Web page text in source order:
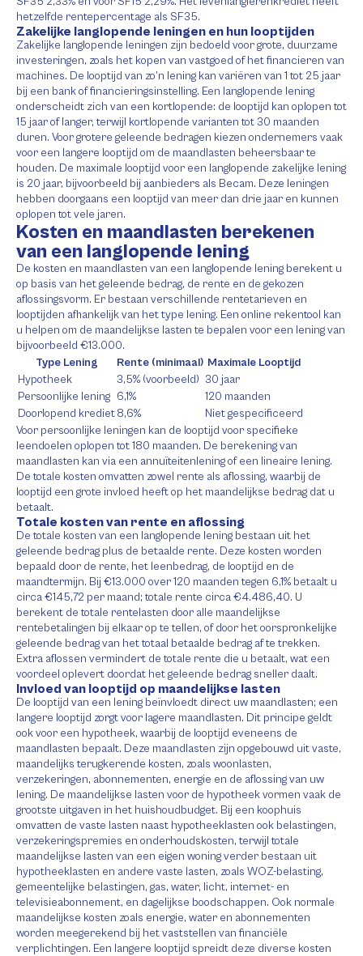
hetzelfde rentepercentage als SF35.
Zakelijke langlopende leningen en hun looptijden
Zakelijke langlopende leningen zijn bedoeld voor grote, duurzame
investeringen, zoals het kopen van vastgoed of het financieren van
machines. De looptijd van zo’n lening kan variëren van 1 tot 25 jaar
bij een bank of financieringsinstelling. Een langlopende lening
onderscheidt zich van een kortlopende: de looptijd kan oplopen tot
15 jaar of langer, terwijl kortlopende varianten tot 30 maanden
duren. Voor grotere geleende bedragen kiezen ondernemers vaak
voor een langere looptijd om de maandlasten beheersbaar te
houden. De maximale looptijd voor een langlopende zakelijke lening
is 20 jaar, bijvoorbeeld bij aanbieders als Becam. Deze leningen
hebben doorgaans een looptijd van meer dan drie jaar en kunnen
oplopen tot vele jaren.
Kosten en maandlasten berekenen
van een langlopende lening
De kosten en maandlasten van een langlopende lening berekent u
op basis van het geleende bedrag, de rente en de gekozen
aflossingsvorm. Er bestaan verschillende rentetarieven en
looptijden afhankelijk van het type lening. Een online rekentool kan
u helpen om de maandelijkse lasten te bepalen voor een lening van
bijvoorbeeld €13.000.
Type Lening
Rente (minimaal) Maximale Looptijd
Hypotheek
3,5% (voorbeeld) 30 jaar
Persoonlijke lening 6,1%
120 maanden
Doorlopend krediet8,6%
Niet gespecificeerd
Voor persoonlijke leningen kan de looptijd voor specifieke
leendoelen oplopen tot 180 maanden. De berekening van
maandlasten kan via een annuïteitenlening of een lineaire lening.
De totale kosten omvatten zowel rente als aflossing, waarbij de
looptijd een grote invloed heeft op het maandelijkse bedrag dat u
betaalt.
Totale kosten van rente en aflossing
De totale kosten van een langlopende lening bestaan uit het
geleende bedrag plus de betaalde rente. Deze kosten worden
bepaald door de rente, het leenbedrag, de looptijd en de
maandtermijn. Bij €13.000 over 120 maanden tegen 6,1% betaalt u
circa €145,72 per maand; totale rente circa €4.486,40. U
berekent de totale rentelasten door alle maandelijkse
rentebetalingen bij elkaar op te tellen, of door het oorspronkelijke
geleende bedrag van het totaal betaalde bedrag af te trekken.
Extra aflossen vermindert de totale rente die u betaalt, wat een
voordeel oplevert doordat het geleende bedrag sneller daalt.
Invloed van looptijd op maandelijkse lasten
De looptijd van een lening beïnvloedt direct uw maandlasten; een
langere looptijd zorgt voor lagere maandlasten. Dit principe geldt
ook voor een hypotheek, waarbij de looptijd eveneens de
maandlasten bepaalt. Deze maandlasten zijn opgebouwd uit vaste,
maandelijks terugkerende kosten, zoals woonlasten,
verzekeringen, abonnementen, energie en de aflossing van uw
lening. De maandelijkse lasten voor de hypotheek vormen vaak de
grootste uitgaven in het huishoudbudget. Bij een koophuis
omvatten de vaste lasten naast hypotheeklasten ook belastingen,
verzekeringspremies en onderhoudskosten, terwijl totale
maandelijkse lasten van een eigen woning verder bestaan uit
hypotheeklasten en andere vaste lasten, zoals WOZ-belasting,
gemeentelijke belastingen, gas, water, licht, internet- en
televisieabonnement, en dagelijkse boodschappen. Ook normale
maandelijkse kosten zoals energie, water en abonnementen
worden meegerekend bij het vaststellen van financiële
verplichtingen. Een langere looptijd spreidt deze diverse kosten